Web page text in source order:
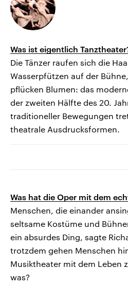
Was ist eigentlich
Die Tänzer raufen sich die
Wasserpfützen auf der
pflücken Blumen: das
der zweiten Hälfte des 20.
traditioneller Bewegungen
theatrale Ausdrucksformen.
Was hat die Oper mit dem
Menschen, die einander
seltsame Kostüme und
ein absurdes Ding, sagte
trotzdem gehen Menschen
Musiktheater mit dem Leben
was?